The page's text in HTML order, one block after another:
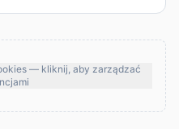
— kliknij, aby zarządzać